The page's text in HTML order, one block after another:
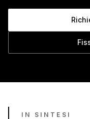
IN SINTESI